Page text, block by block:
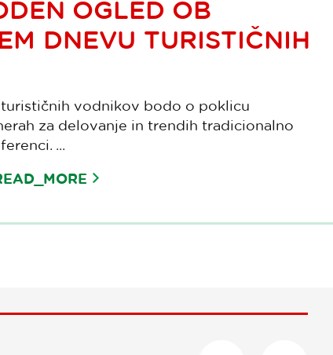
OGLED OB
DNEVU TURISTIČNIH
vodnikov bodo o poklicu
za delovanje in trendih tradicionalno
...